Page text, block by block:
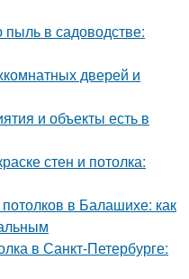
пыль в садоводстве:
дверей и
и объекты есть в
стен и потолка:
в Балашихе: как
в Санкт-Петербурге: